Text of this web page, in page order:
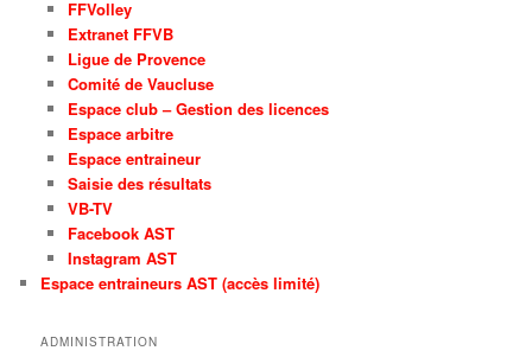
FFVolley
Extranet FFVB
Ligue de Provence
Comité de Vaucluse
Espace club – Gestion des licences
Espace arbitre
Espace entraineur
Saisie des résultats
VB-TV
Facebook AST
Instagram AST
Espace entraineurs AST (accès limité)
ADMINISTRATION